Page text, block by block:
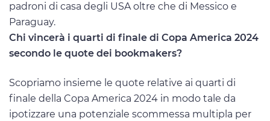
padroni di casa degli USA oltre che di Messico e
Paraguay.
Chi vincerà i quarti di finale di Copa America 2024
secondo le quote dei bookmakers?
Scopriamo insieme le quote relative ai quarti di
finale della Copa America 2024 in modo tale da
ipotizzare una potenziale scommessa multipla per